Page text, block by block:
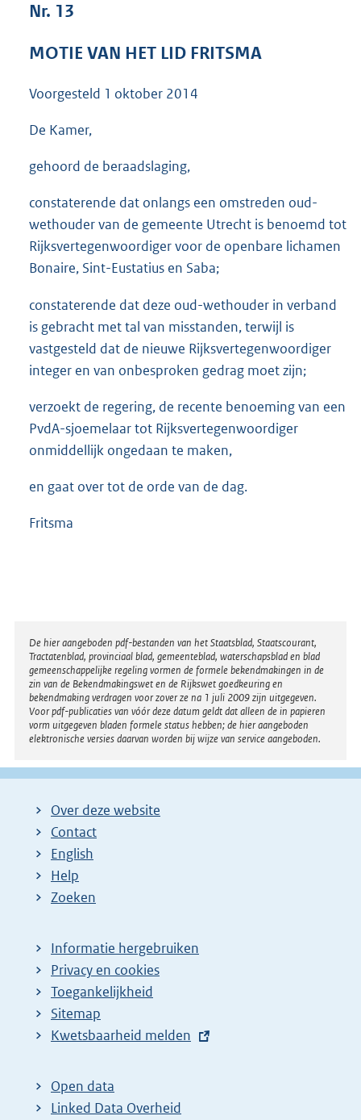
3
Nr. 13
MOTIE VAN HET LID FRITSMA
Voorgesteld 1 oktober 2014
De Kamer,
gehoord de beraadslaging,
constaterende dat onlangs een omstreden oud-
wethouder van de gemeente Utrecht is benoemd tot
Rijksvertegenwoordiger voor de openbare lichamen
Bonaire, Sint-Eustatius en Saba;
constaterende dat deze oud-wethouder in verband
is gebracht met tal van misstanden, terwijl is
vastgesteld dat de nieuwe Rijksvertegenwoordiger
integer en van onbesproken gedrag moet zijn;
verzoekt de regering, de recente benoeming van een
PvdA-sjoemelaar tot Rijksvertegenwoordiger
onmiddellijk ongedaan te maken,
en gaat over tot de orde van de dag.
Fritsma
Disclaimer
De hier aangeboden pdf-bestanden van het Staatsblad, Staatscourant,
Tractatenblad, provinciaal blad, gemeenteblad, waterschapsblad en blad
gemeenschappelijke regeling vormen de formele bekendmakingen in de
zin van de Bekendmakingswet en de Rijkswet goedkeuring en
bekendmaking verdragen voor zover ze na 1 juli 2009 zijn uitgegeven.
Voor pdf-publicaties van vóór deze datum geldt dat alleen de in papieren
vorm uitgegeven bladen formele status hebben; de hier aangeboden
elektronische versies daarvan worden bij wijze van service aangeboden.
Over deze website
Contact
English
Help
Zoeken
Informatie hergebruiken
Privacy en cookies
Toegankelijkheid
Sitemap
E
t
e
Kwetsbaarheid melden
Open data
Linked Data Overheid